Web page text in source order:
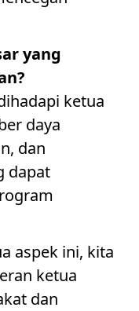
yang
ketua
daya
dan
dapat
aspek ini, kita
ketua
dan